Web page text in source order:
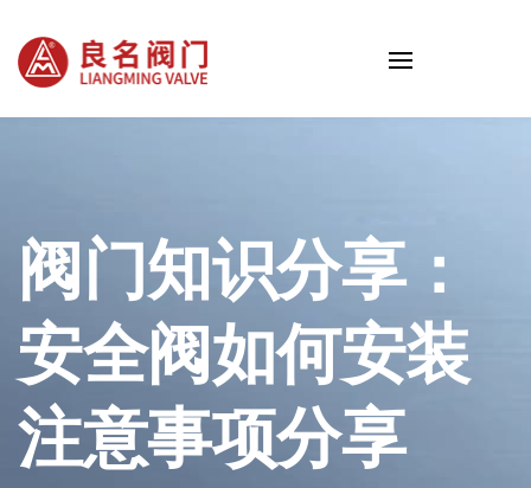
阀门知识分享：
安全阀如何安装
注意事项分享